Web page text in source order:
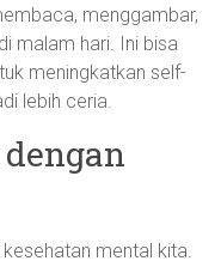
menggambar,
malam hari. Ini bisa
meningkatkan self-
lebih ceria.
mental kita.